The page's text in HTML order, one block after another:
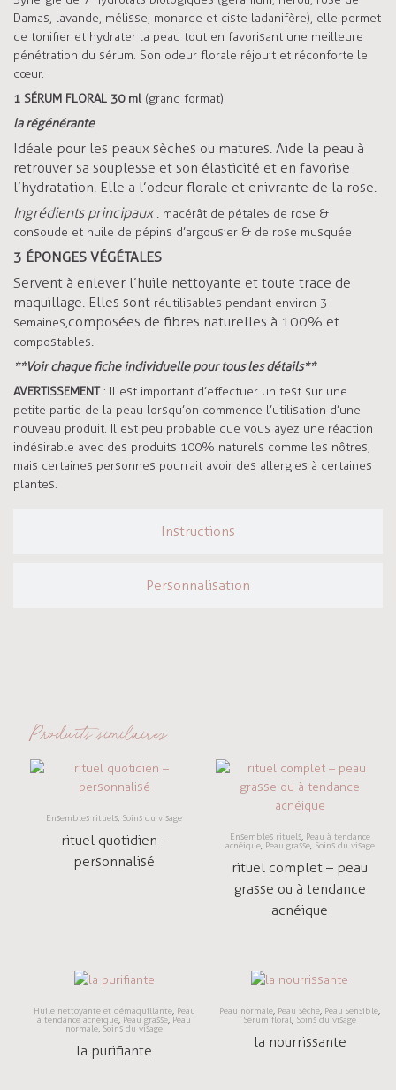
Instructions
Personnalisation
Damas, lavande, mélisse, monarde et ciste ladanifère), elle permet
de tonifier et hydrater la peau tout en favorisant une meilleure
pénétration du sérum. Son odeur florale réjouit et réconforte le
cœur.
1 SÉRUM FLORAL 30 ml (grand format)
la régénérante
Idéale pour les peaux sèches ou matures. Aide la peau à
retrouver sa souplesse et son élasticité et en favorise
l’hydratation. Elle a l’odeur florale et enivrante de la rose.
Ingrédients principaux : macérât de pétales de rose &
consoude et huile de pépins d’argousier & de rose musquée
3 ÉPONGES VÉGÉTALES
Servent à enlever l’huile nettoyante et toute trace de
maquillage. Elles sont réutilisables pendant environ 3
semaines,composées de fibres naturelles à 100% et
compostables.
**Voir chaque fiche individuelle pour tous les détails**
AVERTISSEMENT: Il est important d’effectuer un test sur une
petite partie de la peau lorsqu’on commence l’utilisation d’une
nouveau produit. Il est peu probable que vous ayez une réaction
indésirable avec des produits 100% naturels comme les nôtres,
mais certaines personnes pourrait avoir des allergies à certaines
plantes.
Produits similaires
Ensembles rituels, Soins du visage
rituel quotidien –
personnalisé
Ensembles rituels, Peau à tendance
acnéique, Peau grasse, Soins du visage
rituel complet – peau
grasse ou à tendance
acnéique
Huile nettoyante et démaquillante, Peau
à tendance acnéique, Peau grasse, Peau
normale, Soins du visage
la purifiante
Peau normale, Peau sèche, Peau sensible,
Sérum floral, Soins du visage
la nourrissante